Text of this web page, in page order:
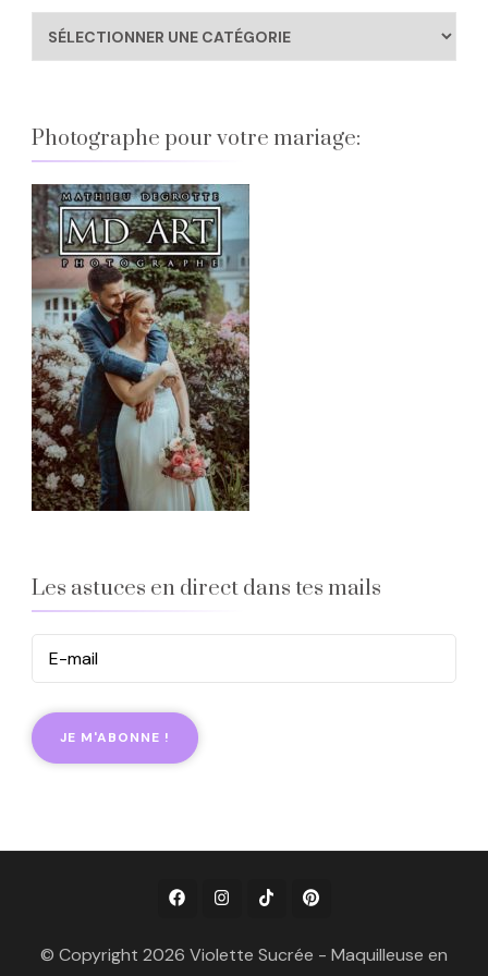
Catégories
Blog
Photographe pour votre mariage:
Les astuces en direct dans tes mails
© Copyright 2026 Violette Sucrée - Maquilleuse en